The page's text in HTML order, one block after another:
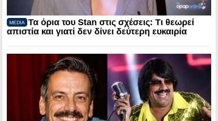
MEDIA
Τα όρια του Stan στις σχέσεις: Τι θεωρεί
απιστία και γιατί δεν δίνει δεύτερη ευκαιρία